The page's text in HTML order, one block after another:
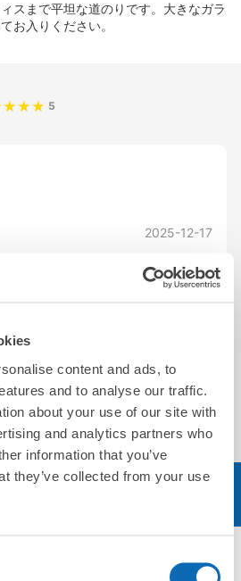
content and ads, to
and to analyse our traffic.
about your use of our site with
and analytics partners who
information that you’ve
they’ve collected from your use
スまで平坦な道のりです。大きなガラ
お入りください。
5
2025-12-17
2025-12-22